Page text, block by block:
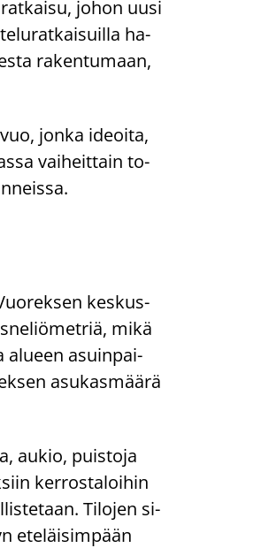
johon uusi
ha­
ra­ken­tu­maan,
jonka ideoi­ta,
vai­heit­tain to­
kes­kus­
mikä
alu­een asuin­pai­
asu­kas­mää­rä
aukio, puis­to­ja
ker­ros­ta­loi­hin
Ti­lo­jen si­
ete­läi­sim­pään